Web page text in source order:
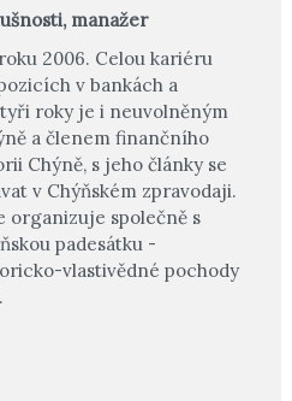
manažer
2006. Celou kariéru
v bankách a
roky je i neuvolněným
a členem finančního
Chýně, s jeho články se
v Chýňském zpravodaji.
organizuje společně s
padesátku -
vlastivědné pochody